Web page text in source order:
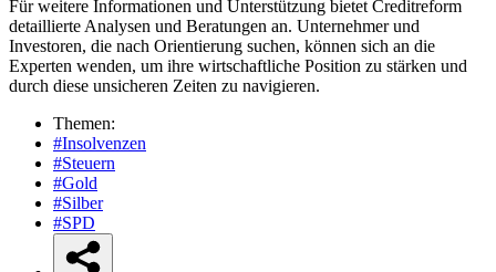
Für weitere Informationen und Unterstützung bietet Creditreform
detaillierte Analysen und Beratungen an. Unternehmer und
Investoren, die nach Orientierung suchen, können sich an die
Experten wenden, um ihre wirtschaftliche Position zu stärken und
durch diese unsicheren Zeiten zu navigieren.
Themen:
#Insolvenzen
#Steuern
#Gold
#Silber
#SPD